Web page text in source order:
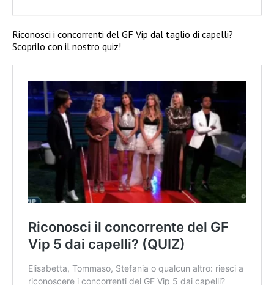
Riconosci i concorrenti del GF Vip dal taglio di capelli?
Scoprilo con il nostro quiz!